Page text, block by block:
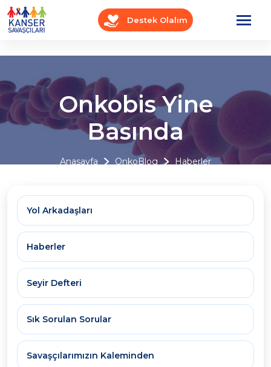
Destek Olalım
Onkobis Yine
Basında
Anasayfa OnkoBlog Haberler
Yol Arkadaşları
Haberler
Seyir Defteri
Sık Sorulan Sorular
Savaşçılarımızın Kaleminden